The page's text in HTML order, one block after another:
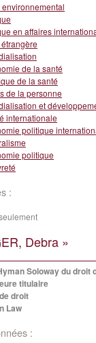
environnemental
en affaires
de la santé
de la santé
de la personne
et
internationale
politique
politique
:
Debra »
Soloway du
titulaire
droit
Law
: